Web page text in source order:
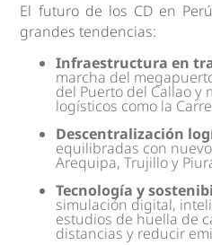
El futuro de los CD en
grandes tendencias:
Infraestructura en
marcha del
del Puerto del Callao y
logísticos como la
Descentralización
equilibradas con
Arequipa, Trujillo y
Tecnología y
simulación digital,
estudios de huella de
distancias y reducir